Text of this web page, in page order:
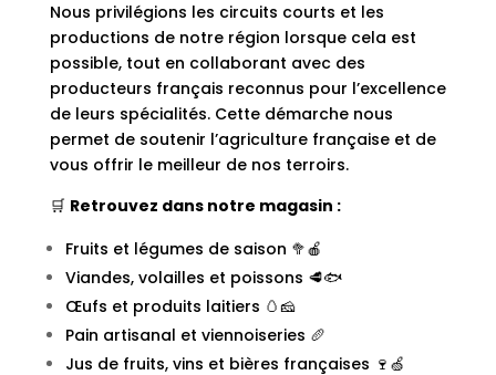
Nous privilégions les circuits courts et les
productions de notre région lorsque cela est
possible, tout en collaborant avec des
producteurs français reconnus pour l’excellence
de leurs spécialités. Cette démarche nous
permet de soutenir l’agriculture française et de
vous offrir le meilleur de nos terroirs.
🛒 Retrouvez dans notre magasin :
Fruits et légumes de saison 🥦🍎
Viandes, volailles et poissons 🥩🐟
Œufs et produits laitiers 🥚🧀
Pain artisanal et viennoiseries 🥖
Jus de fruits, vins et bières françaises 🍷🍏